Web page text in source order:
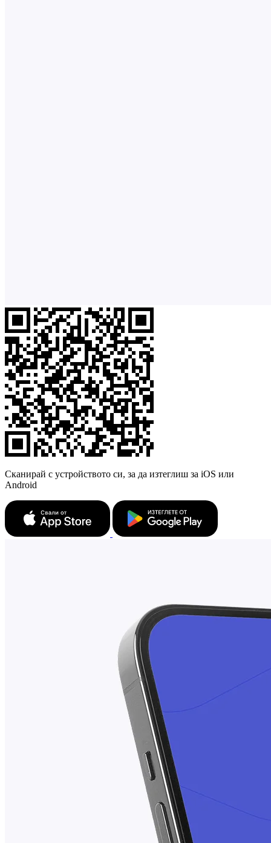
Сканирай с устройството си, за да изтеглиш за iOS или
Android